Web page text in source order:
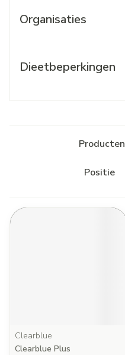
Organisaties
Dieetbeperkingen
Producten
Sorteer op:
Clearblue
Clearblue Plus